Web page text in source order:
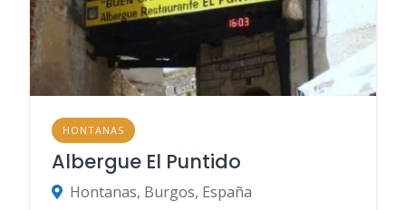
HONTANAS
Albergue El Puntido
Hontanas, Burgos, España